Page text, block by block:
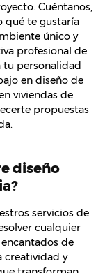
Cuéntanos,
qué te gustaría
único y
profesional de
personalidad
en diseño de
viviendas de
propuestas
diseño
servicios de
cualquier
de
creatividad y